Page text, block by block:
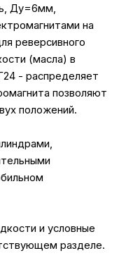
Ду=6мм,
на
реверсивного
(масла) в
- распределяет
позволяют
положений.
и условные
разделе.